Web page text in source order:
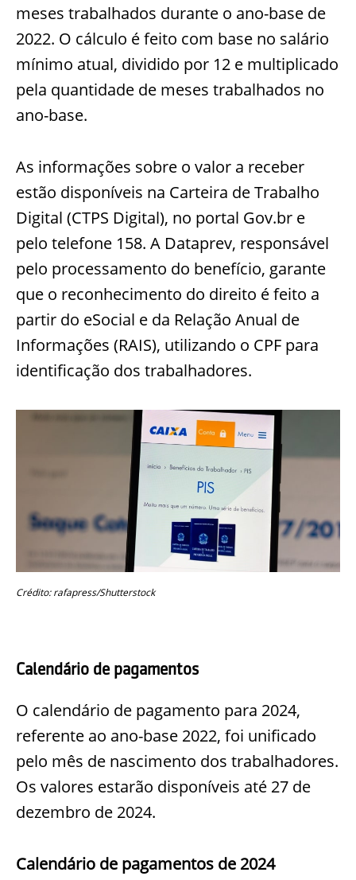
meses trabalhados durante o ano-base de
2022. O cálculo é feito com base no salário
mínimo atual, dividido por 12 e multiplicado
pela quantidade de meses trabalhados no
ano-base.
As informações sobre o valor a receber
estão disponíveis na Carteira de Trabalho
Digital (CTPS Digital), no portal Gov.br e
pelo telefone 158. A Dataprev, responsável
pelo processamento do benefício, garante
que o reconhecimento do direito é feito a
partir do eSocial e da Relação Anual de
Informações (RAIS), utilizando o CPF para
identificação dos trabalhadores.
Crédito: rafapress/Shutterstock
Calendário de pagamentos
O calendário de pagamento para 2024,
referente ao ano-base 2022, foi unificado
pelo mês de nascimento dos trabalhadores.
Os valores estarão disponíveis até 27 de
dezembro de 2024.
Calendário de pagamentos de 2024